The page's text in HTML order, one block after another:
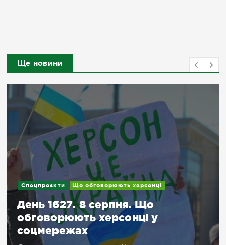
Ще новини
Спецпроєкти Що обговорюють херсонці
День 1627. 8 серпня. Що
обговорюють херсонці у
соцмережах